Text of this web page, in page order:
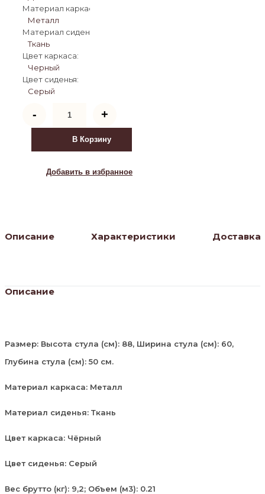
Материал каркаса:
Металл
Материал сиденья:
Ткань
Цвет каркаса:
Черный
Цвет сиденья:
Серый
-
товара
Стул
МОН
(MON)
град.
ткань
знак
+
В Корзину
Добавить в избранное
Описание Характеристики Доставка
Описание
Размер: Высота стула (см): 88, Ширина стула (см): 60,
Глубина стула (см): 50 см.
Материал каркаса: Металл
Материал сиденья: Ткань
Цвет каркаса: Чёрный
Цвет сиденья: Серый
Вес брутто (кг): 9,2; Объем (м3): 0.21